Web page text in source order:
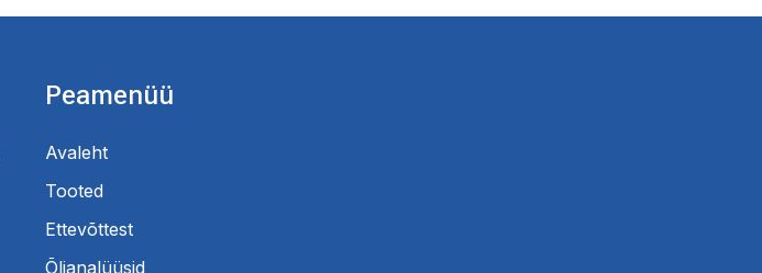
Peamenüü
Avaleht
Tooted
Ettevõttest
Õlianalüüsid